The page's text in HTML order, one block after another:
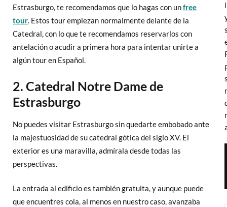
Estrasburgo, te recomendamos que lo hagas con unfree
tour. Estos tour empiezan normalmente delante de la
Catedral, con lo que te recomendamos reservarlos con
antelación o acudir a primera hora para intentar unirte a
algún tour en Español.
2. Catedral Notre Dame de
Estrasburgo
No puedes visitar Estrasburgo sin quedarte embobado ante
la majestuosidad de su catedral gótica del siglo XV. El
exterior es una maravilla, admírala desde todas las
perspectivas.
La entrada al edificio es también gratuita, y aunque puede
que encuentres cola, al menos en nuestro caso, avanzaba